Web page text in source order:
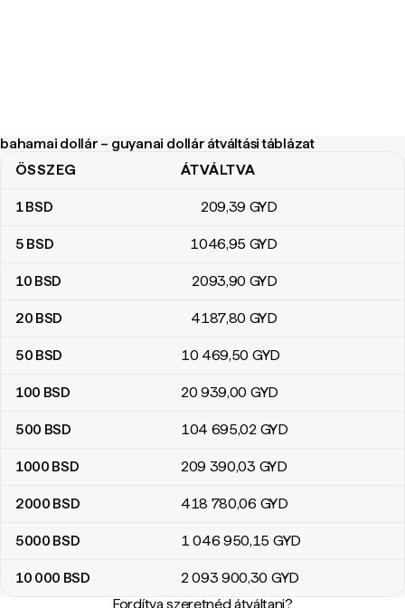
bahamai dollár – guyanai dollár átváltási táblázat
bahamai dollár – guyanai dollár átváltási táblázat
ÖSSZEG ÁTVÁLTVA
1BSD 209,39 GYD
5 BSD 1046,95 GYD
10 BSD 2093,90 GYD
20 BSD 4187,80 GYD
50 BSD 10 469,50 GYD
100 BSD 20 939,00 GYD
500 BSD 104 695,02 GYD
1000 BSD 209 390,03 GYD
2000 BSD 418 780,06 GYD
5000 BSD 1 046 950,15 GYD
10 000 BSD 2 093 900,30 GYD
Fordítva szeretnéd átváltani?